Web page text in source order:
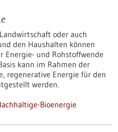
oder auch
den Haushalten können
Energie- und Rohstoffwende
kann im Rahmen der
regenerative Energie für den
werden.
Bioenergie